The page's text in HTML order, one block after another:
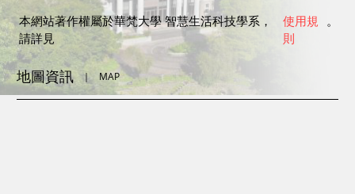
本網站著作權屬於華梵大學 智慧生活科技學系，
請詳見
使用規
則
。
地圖資訊 ｜ MAP